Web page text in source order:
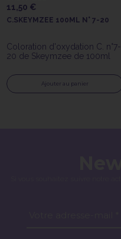
11,50 €
C.SKEYMZEE 100ML N° 7-20
Coloration d'oxydation C. n°7-
20 de Skeymzee de 100ml
Ajouter au panier